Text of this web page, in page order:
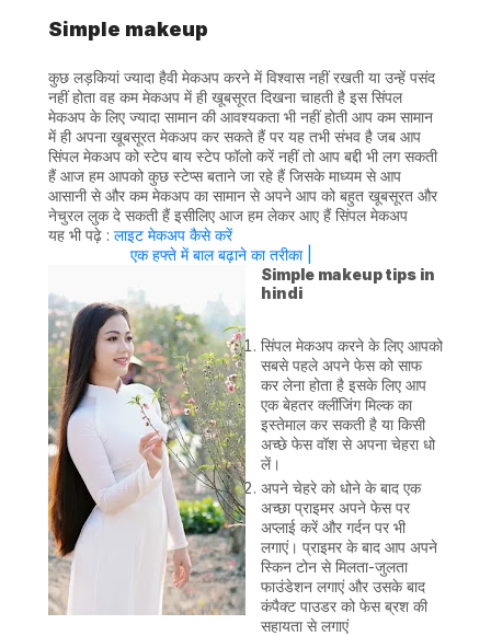
Simple makeup
कुछ लड़कियां ज्यादा हैवी मेकअप करने में विश्वास नहीं रखती या उन्हें पसंद
नहीं होता वह कम मेकअप में ही खूबसूरत दिखना चाहती है इस सिंपल
मेकअप के लिए ज्यादा सामान की आवश्यकता भी नहीं होती आप कम सामान
में ही अपना खूबसूरत मेकअप कर सकते हैं पर यह तभी संभव है जब आप
सिंपल मेकअप को स्टेप बाय स्टेप फॉलो करें नहीं तो आप बद्दी भी लग सकती
हैं आज हम आपको कुछ स्टेप्स बताने जा रहे हैं जिसके माध्यम से आप
आसानी से और कम मेकअप का सामान से अपने आप को बहुत खूबसूरत और
नेचुरल लुक दे सकती हैं इसीलिए आज हम लेकर आए हैं सिंपल मेकअप
यह भी पढ़े : लाइट मेकअप कैसे करें
एक हफ्ते में बाल बढ़ाने का तरीका |
Simple makeup tips in
hindi
सिंपल मेकअप करने के लिए आपको
सबसे पहले अपने फेस को साफ
कर लेना होता है इसके लिए आप
एक बेहतर क्लींजिंग मिल्क का
इस्तेमाल कर सकती है या किसी
अच्छे फेस वॉश से अपना चेहरा धो
लें।
अपने चेहरे को धोने के बाद एक
अच्छा प्राइमर अपने फेस पर
अप्लाई करें और गर्दन पर भी
लगाएं। प्राइमर के बाद आप अपने
स्किन टोन से मिलता-जुलता
फाउंडेशन लगाएं और उसके बाद
कंपैक्ट पाउडर को फेस ब्रश की
सहायता से लगाएं